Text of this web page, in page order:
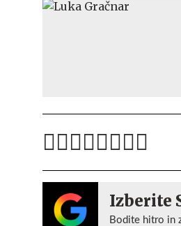
Izberite
Bodite hitro in